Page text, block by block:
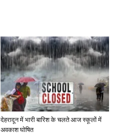
देहरादून में भारी बारिश के चलते आज स्कूलों में
अवकाश घोषित